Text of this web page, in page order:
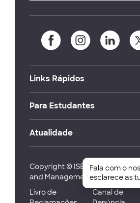
Links Rápidos
Para Estudantes
Atualidade
Copyright © ISEG Lisbon School
and Management 2026
Livro de
Canal de
Fala com o
esclarece as